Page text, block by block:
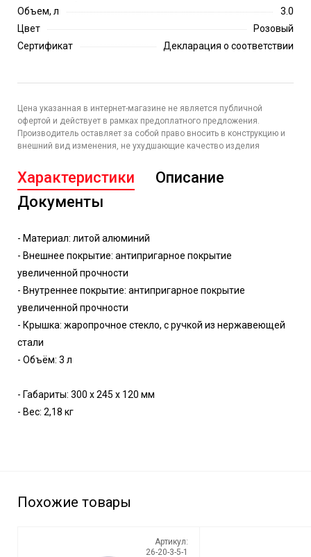
Объем, л
3.0
Цвет
Розовый
Сертификат
Декларация о соответствии
Цена указанная в интернет-магазине не является публичной
офертой и действует в рамках предоплатного предложения.
Производитель оставляет за собой право вносить в конструкцию и
внешний вид изменения, не ухудшающие качество изделия
Характеристики
Описание
Документы
- Материал: литой алюминий
- Внешнее покрытие: антипригарное покрытие
увеличенной прочности
- Внутреннее покрытие: антипригарное покрытие
увеличенной прочности
- Крышка: жаропрочное стекло, с ручкой из нержавеющей
стали
- Объём: 3 л
- Габариты: 300 х 245 х 120 мм
- Вес: 2,18 кг
Похожие товары
Артикул:
26-20-3-5-1